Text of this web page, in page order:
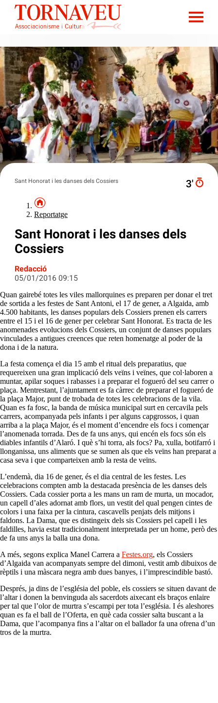
Sant Honorat i les danses dels Cossiers 3′
Reportatge
Sant Honorat i les danses dels
Cossiers
Redacció
05/01/2016 09:15
Quan gairebé totes les viles mallorquines es preparen per donar el tret
de sortida a les festes de Sant Antoni, el 17 de gener, a Algaida, amb
4.500 habitants, les danses populars dels Cossiers prenen els carrers
entre el 15 i el 16 de gener per celebrar Sant Honorat. Es tracta de les
anomenades evolucions dels Cossiers, un conjunt de danses populars
vinculades a antigues creences que reten homenatge al poder de la
dona i de la natura.
La festa comença el dia 15 amb el ritual dels preparatius, que
requereixen una gran implicació dels veïns i veïnes, que col·laboren a
muntar, apilar soques i rabasses i a preparar el fogueró del seu carrer o
plaça. Mentrestant, l’ajuntament es fa càrrec de preparar el fogueró de
la plaça Major, punt de trobada de totes les celebracions de la vila.
Quan es fa fosc, la banda de música municipal surt en cercavila pels
carrers, acompanyada pels infants i per alguns capgrossos, i quan
arriba a la plaça Major, és el moment d’encendre els focs i començar
l’anomenada torrada. Des de fa uns anys, qui encén els focs són els
diables infantils d’Alaró. I què s’hi torra, als focs? Pa, xulla, botifarró i
llonganissa, uns aliments que se sumen als que els veïns han preparat a
casa seva i que comparteixen amb la resta de veïns.
L’endemà, dia 16 de gener, és el dia central de les festes. Les
celebracions compten amb la destacada presència de les danses dels
Cossiers. Cada cossier porta a les mans un ram de murta, un mocador,
un capell d’ales adornat amb flors, un vestit del qual pengen cintes de
colors i una faixa per la cintura, cascavells penjats dels mitjons i
faldons. La Dama, que es distingeix dels sis Cossiers pel capell i les
faldilles, havia estat tradicionalment interpretada per un home, però des
de fa uns anys la balla una dona.
A més, segons explica Manel Carrera a Festes.org, els Cossiers
d’Algaida van acompanyats sempre del dimoni, vestit amb dibuixos de
rèptils i una màscara negra amb dues banyes, i l’imprescindible bastó.
Després, ja dins de l’església del poble, els cossiers se situen davant de
l’altar i donen la benvinguda als sacerdots aixecant els braços enlaire
per tal que l’olor de murtra s’escampi per tota l’església. I és aleshores
quan es fa el ball de l’Oferta, en què cada cossier salta buscant a la
Dama, que l’acompanya fins a l’altar on el ballador fa una ofrena d’un
tros de la murtra.